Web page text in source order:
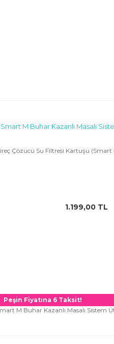
Çözücü Su Filtresi Kartuşu (Smart
1.199,00 TL
Peşin Fiyatına 6 Taksit!
M Buhar Kazanlı Masalı Sistem